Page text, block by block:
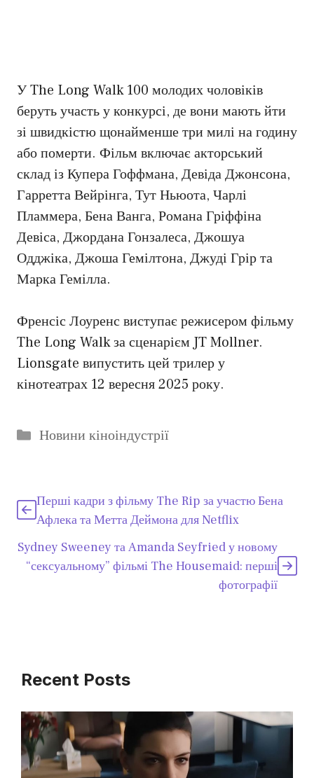
У The Long Walk 100 молодих чоловіків
беруть участь у конкурсі, де вони мають йти
зі швидкістю щонайменше три милі на годину
або померти. Фільм включає акторський
склад із Купера Гоффмана, Девіда Джонсона,
Гарретта Вейрінга, Тут Ньюота, Чарлі
Пламмера, Бена Ванга, Романа Гріффіна
Девіса, Джордана Гонзалеса, Джошуа
Одджіка, Джоша Гемілтона, Джуді Грір та
Марка Гемілла.
Френсіс Лоуренс виступає режисером фільму
The Long Walk за сценарієм JT Mollner.
Lionsgate випустить цей трилер у
кінотеатрах 12 вересня 2025 року.
Категорії
Новини кіноіндустрії
Перші кадри з фільму The Rip за участю Бена
Афлека та Метта Деймона для Netflix
Sydney Sweeney та Amanda Seyfried у новому
“сексуальному” фільмі The Housemaid: перші
фотографії
Recent Posts